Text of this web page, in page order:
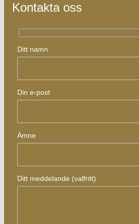
Kontakta oss
Ditt namn
Din e-post
Ämne
Ditt meddelande (valfritt)